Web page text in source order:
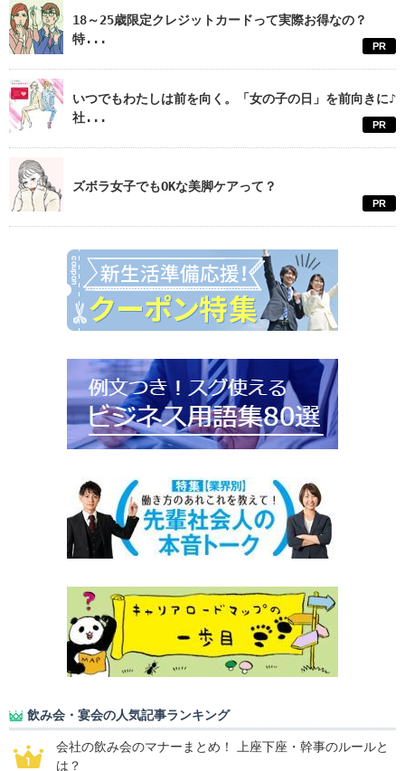
18～25歳限定クレジットカードって実際お得なの？
特...
PR
いつでもわたしは前を向く。「女の子の日」を前向きに♪
社...
PR
ズボラ女子でもOKな美脚ケアって？
PR
飲み会・宴会の人気記事ランキング
会社の飲み会のマナーまとめ！ 上座下座・幹事のルールと
は？